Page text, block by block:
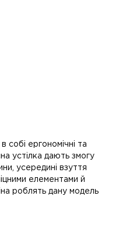
собі ергономічні та
устілка дають змогу
усередині взуття
елементами й
роблять дану модель